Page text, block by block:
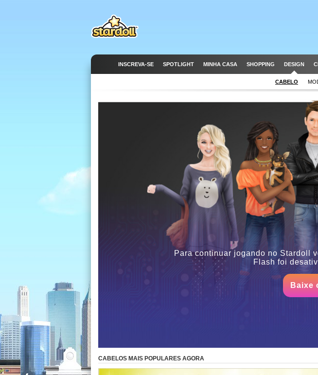
INSCREVA-SE SPOTLIGHT MINHA CASA SHOPPING DESIGN
CABELO
Para continuar jogando no Stardoll
Flash foi
Baixe
CABELOS MAIS POPULARES AGORA